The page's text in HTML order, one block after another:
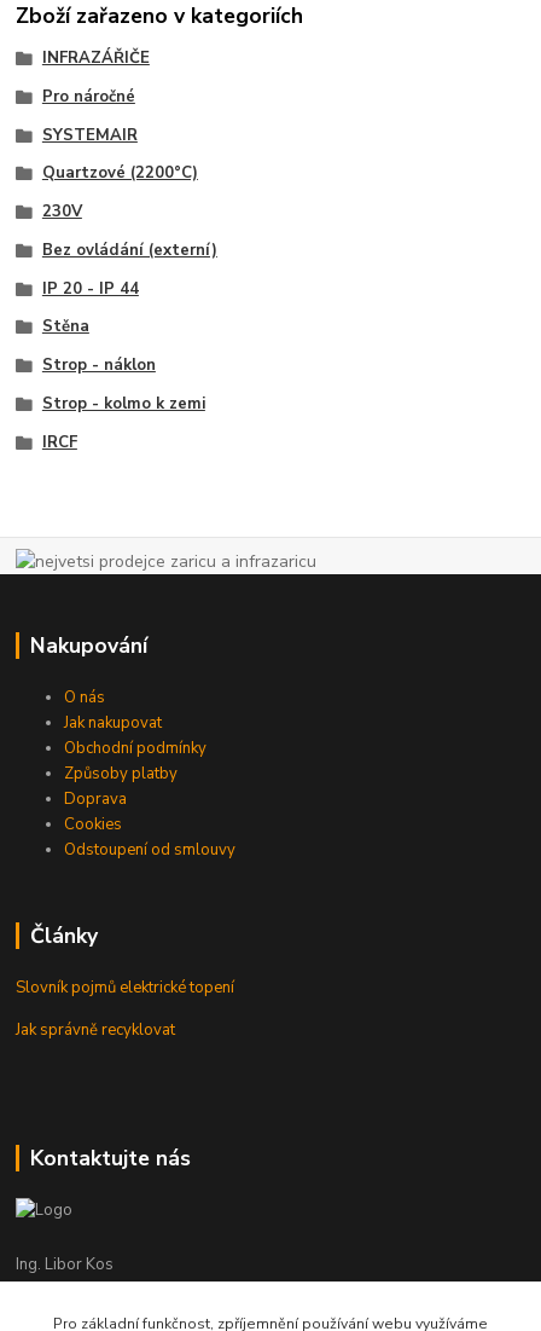
Zboží zařazeno v kategoriích
INFRAZÁŘIČE
Pro náročné
SYSTEMAIR
Quartzové (2200°C)
230V
Bez ovládání (externí)
IP 20 - IP 44
Stěna
Strop - náklon
Strop - kolmo k zemi
IRCF
Nakupování
O nás
Jak nakupovat
Obchodní podmínky
Způsoby platby
Doprava
Cookies
Odstoupení od smlouvy
Články
Slovník pojmů elektrické topení
Jak správně recyklovat
Kontaktujte nás
Ing. Libor Kos
+420 601 555 225
(Po-Pá: 8-17:00 hod.)
Pro základní funkčnost, zpříjemnění používání webu využíváme